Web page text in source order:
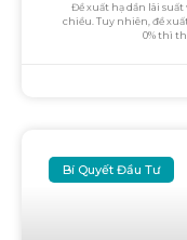
Đề xuất hạ dần lãi suất
chiều. Tuy nhiên, đề
0% thì
Bí Quyết Đầu Tư